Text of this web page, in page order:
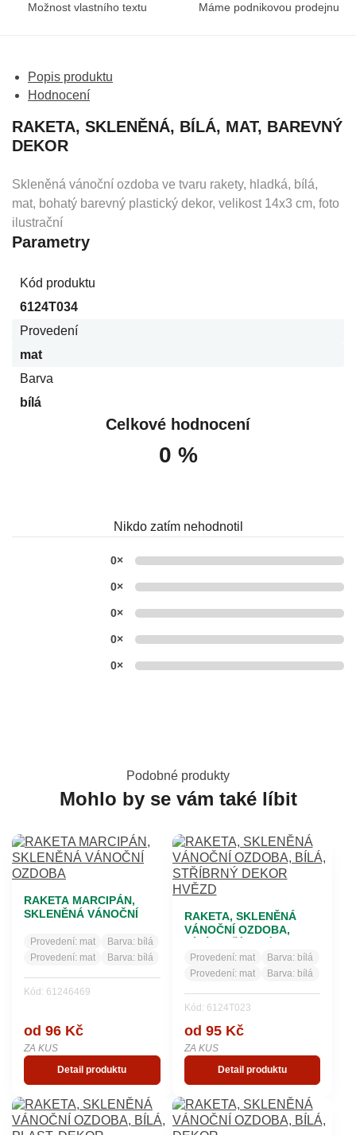
Možnost vlastního textu
Máme podnikovou prodejnu
Popis produktu
Hodnocení
RAKETA, SKLENĚNÁ, BÍLÁ, MAT, BAREVNÝ
DEKOR
Skleněná vánoční ozdoba ve tvaru rakety, hladká, bílá,
mat, bohatý barevný plastický dekor, velikost 14x3 cm, foto
ilustrační
Parametry
Kód produktu
6124T034
Provedení
mat
Barva
bílá
Celkové hodnocení
0 %
Nikdo zatím nehodnotil
0×
0×
0×
0×
0×
Podobné produkty
Mohlo by se vám také líbit
RAKETA MARCIPÁN,
SKLENĚNÁ VÁNOČNÍ
Provedení: mat Barva: bílá
Provedení: mat Barva: bílá
Kód: 61246469
od 96 Kč
ZA KUS
Detail produktu
RAKETA, SKLENĚNÁ
VÁNOČNÍ OZDOBA,
HVĚZD
Provedení: mat Barva: bílá
Provedení: mat Barva: bílá
Kód: 6124T023
od 95 Kč
ZA KUS
Detail produktu